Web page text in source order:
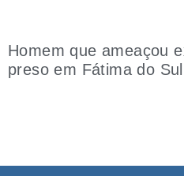
Homem que ameaçou
preso em Fátima do Sul